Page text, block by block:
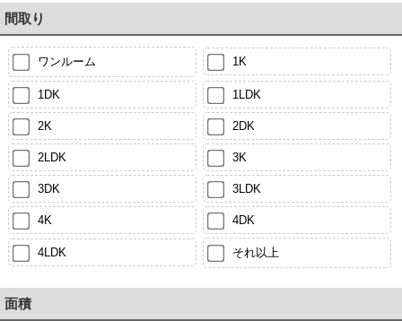
間取り
ワンルーム 1K
1DK 1LDK
2K 2DK
2LDK 3K
3DK 3LDK
4K 4DK
4LDK それ以上
面積